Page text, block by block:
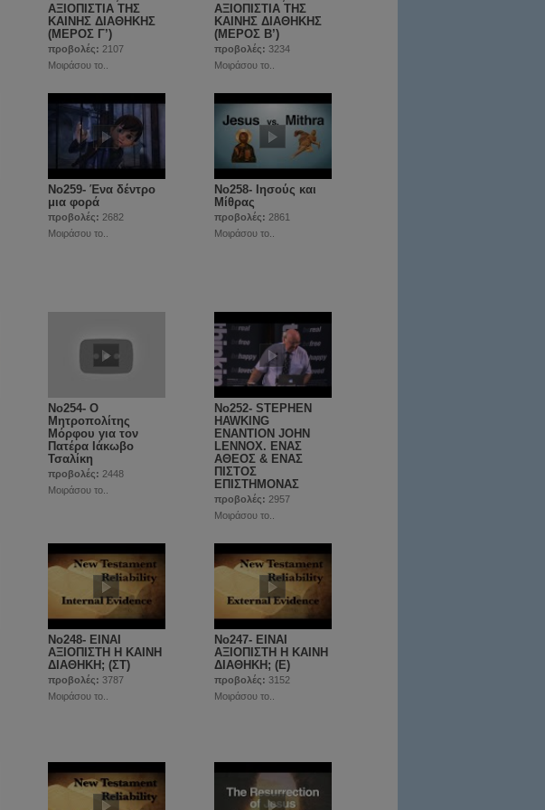
ΑΞΙΟΠΙΣΤΙΑ ΤΗΣ
ΚΑΙΝΗΣ ΔΙΑΘΗΚΗΣ
(ΜΕΡΟΣ Γ’)
προβολές: 2107
Μοιράσου το..
ΑΞΙΟΠΙΣΤΙΑ ΤΗΣ
ΚΑΙΝΗΣ ΔΙΑΘΗΚΗΣ
(ΜΕΡΟΣ Β’)
προβολές: 3234
Μοιράσου το..
Νο259- Ένα δέντρο
μια φορά
προβολές: 2682
Μοιράσου το..
No258- Ιησούς και
Μίθρας
προβολές: 2861
Μοιράσου το..
No254- Ο
Μητροπολίτης
Μόρφου για τον
Πατέρα Ιάκωβο
Τσαλίκη
προβολές: 2448
Μοιράσου το..
Νο252- SΤΕPHEN
HAWKING
ΕΝΑΝΤΙΟΝ JOHN
LENNOX. ΕΝΑΣ
ΑΘΕΟΣ & ΕΝΑΣ
ΠΙΣΤΟΣ
ΕΠΙΣΤΗΜΟΝΑΣ
προβολές: 2957
Μοιράσου το..
No248- ΕΙΝΑΙ
ΑΞΙΟΠΙΣΤΗ Η ΚΑΙΝΗ
ΔΙΑΘΗΚΗ; (ΣΤ)
προβολές: 3787
Μοιράσου το..
No247- ΕΙΝΑΙ
ΑΞΙΟΠΙΣΤΗ Η ΚΑΙΝΗ
ΔΙΑΘΗΚΗ; (Ε)
προβολές: 3152
Μοιράσου το..